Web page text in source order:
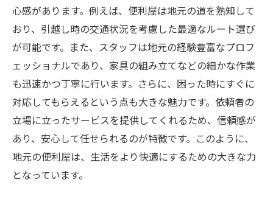
心感があります。例えば、便利屋は地元の道を熟知して
おり、引越し時の交通状況を考慮した最適なルート選び
が可能です。また、スタッフは地元の経験豊富なプロフ
ェッショナルであり、家具の組み立てなどの細かな作業
も迅速かつ丁寧に行います。さらに、困った時にすぐに
対応してもらえるという点も大きな魅力です。依頼者の
立場に立ったサービスを提供してくれるため、信頼感が
あり、安心して任せられるのが特徴です。このように、
地元の便利屋は、生活をより快適にするための大きな力
となっています。